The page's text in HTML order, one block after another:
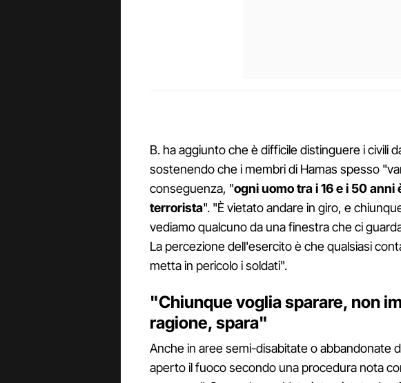
B. ha aggiunto che è difficile distinguere i civili
sostenendo che i membri di Hamas spesso
conseguenza, "ogni uomo tra i 16 e i 50
terrorista". "È vietato andare in giro, e
vediamo qualcuno da una finestra che ci
La percezione dell'esercito è che qualsiasi
metta in pericolo i soldati".
"Chiunque voglia sparare, non
ragione, spara"
Anche in aree semi-disabitate o abbandonate
aperto il fuoco secondo una procedura nota